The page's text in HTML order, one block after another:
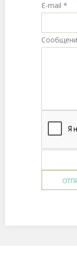
E-mail *